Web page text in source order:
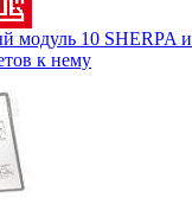
модуль 10 SHERPA и
к нему